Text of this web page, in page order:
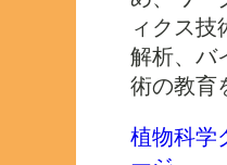
ィクス技
解析、バ
術の教育
植物科学